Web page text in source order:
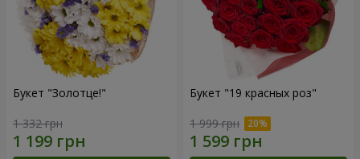
Букет "Золотце!"
1 332 грн
Букет "19 красных роз"
1 999 грн